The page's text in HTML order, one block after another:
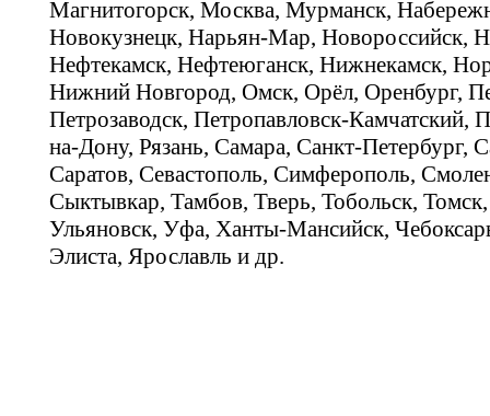
Магнитогорск, Москва, Мурманск,
Новокузнецк, Нарьян-Мар, Новороссийск,
Нефтекамск, Нефтеюганск, Нижнекамск,
Нижний Новгород, Омск, Орёл, Оренбург,
Петрозаводск, Петропавловск-Камчатский,
на-Дону, Рязань, Самара, Санкт-Петербург,
Саратов, Севастополь, Симферополь,
Сыктывкар, Тамбов, Тверь, Тобольск,
Ульяновск, Уфа, Ханты-Мансийск,
Элиста, Ярославль и др.